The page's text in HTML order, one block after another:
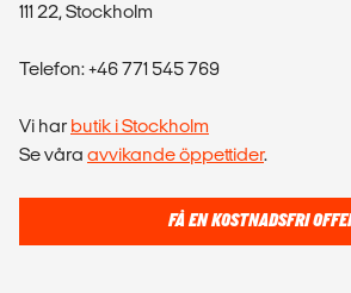
111 22, Stockholm
Telefon: +46 771 545 769
Vi har butik i Stockholm
Se våra avvikande öppettider.
FÅ EN KOSTNADSFRI